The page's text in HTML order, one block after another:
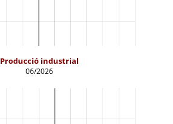
Producció industrial
06/2026